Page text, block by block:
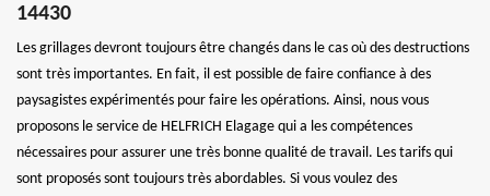
14430
Les grillages devront toujours être changés dans le cas où des destructions
sont très importantes. En fait, il est possible de faire confiance à des
paysagistes expérimentés pour faire les opérations. Ainsi, nous vous
proposons le service de HELFRICH Elagage qui a les compétences
nécessaires pour assurer une très bonne qualité de travail. Les tarifs qui
sont proposés sont toujours très abordables. Si vous voulez des